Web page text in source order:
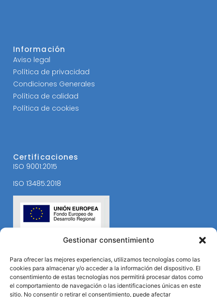
Gestionar consentimiento
Para ofrecer las mejores experiencias, utilizamos tecnologías como las
cookies para almacenar y/o acceder a la información del dispositivo. El
consentimiento de estas tecnologías nos permitirá procesar datos como
el comportamiento de navegación o las identificaciones únicas en este
sitio. No consentir o retirar el consentimiento, puede afectar
Información
Aviso legal
Política de privacidad
Condiciones Generales
Política de calidad
Política de cookies
Certificaciones
ISO 9001:2015
ISO 13485:2018